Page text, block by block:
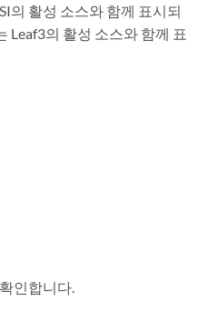
의 활성 소스와 함께 표시되
Leaf3의 활성 소스와 함께 표
인합니다.